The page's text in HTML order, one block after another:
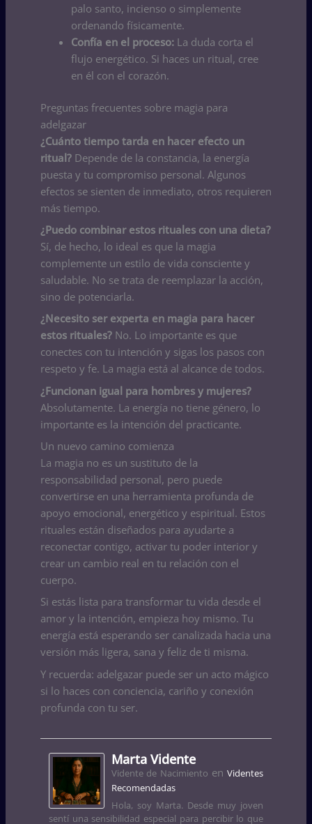
palo santo, incienso o simplemente
ordenando físicamente.
Confía en el proceso:La duda corta el
flujo energético. Si haces un ritual, cree
en él con el corazón.
Preguntas frecuentes sobre magia para
adelgazar
¿Cuánto tiempo tarda en hacer efecto un
ritual?Depende de la constancia, la energía
puesta y tu compromiso personal. Algunos
efectos se sienten de inmediato, otros requieren
más tiempo.
¿Puedo combinar estos rituales con una dieta?
Sí, de hecho, lo ideal es que la magia
complemente un estilo de vida consciente y
saludable. No se trata de reemplazar la acción,
sino de potenciarla.
¿Necesito ser experta en magia para hacer
estos rituales?No. Lo importante es que
conectes con tu intención y sigas los pasos con
respeto y fe. La magia está al alcance de todos.
¿Funcionan igual para hombres y mujeres?
Absolutamente. La energía no tiene género, lo
importante es la intención del practicante.
Un nuevo camino comienza
La magia no es un sustituto de la
responsabilidad personal, pero puede
convertirse en una herramienta profunda de
apoyo emocional, energético y espiritual. Estos
rituales están diseñados para ayudarte a
reconectar contigo, activar tu poder interior y
crear un cambio real en tu relación con el
cuerpo.
Si estás lista para transformar tu vida desde el
amor y la intención, empieza hoy mismo. Tu
energía está esperando ser canalizada hacia una
versión más ligera, sana y feliz de ti misma.
Y recuerda: adelgazar puede ser un acto mágico
si lo haces con conciencia, cariño y conexión
profunda con tu ser.
Marta Vidente
Vidente de Nacimiento enVidentes
Recomendadas
Hola, soy Marta. Desde muy joven
sentí una sensibilidad especial para percibir lo que